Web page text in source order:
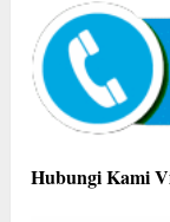
Hubungi Kami